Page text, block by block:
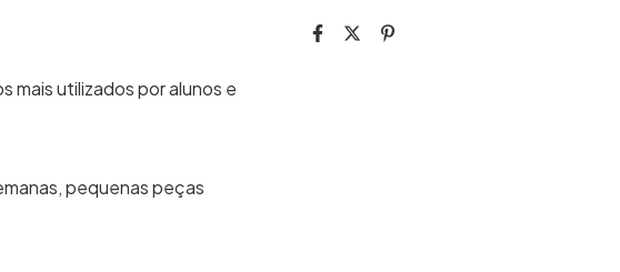
mais utilizados por alunos e
pequenas peças